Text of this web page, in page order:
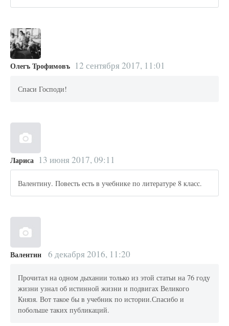
Олегъ Трофимовъ 12 сентября 2017, 11:01
Спаси Господи!
Лариса 13 июня 2017, 09:11
Валентину. Повесть есть в учебнике по литературе 8 класс.
Валентин 6 декабря 2016, 11:20
Прочитал на одном дыхании только из этой статьи на 76 году
жизни узнал об истинной жизни и подвигах Великого
Князя. Вот такое бы в учебник по истории.Спасибо и
побольше таких публикаций.